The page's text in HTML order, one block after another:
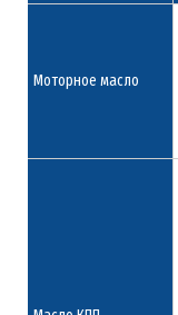
Моторное масло